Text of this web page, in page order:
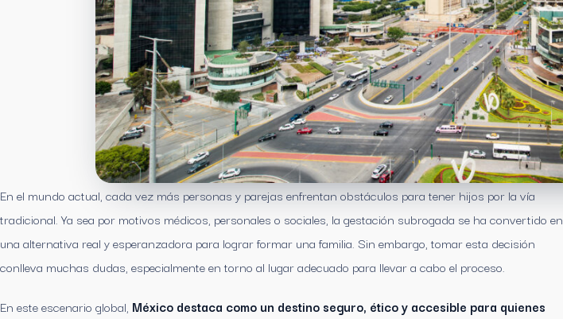
En el mundo actual, cada vez más personas y parejas enfrentan obstáculos para tener hijos por la vía
tradicional. Ya sea por motivos médicos, personales o sociales, la gestación subrogada se ha convertido en
una alternativa real y esperanzadora para lograr formar una familia. Sin embargo, tomar esta decisión
conlleva muchas dudas, especialmente en torno al lugar adecuado para llevar a cabo el proceso.
En este escenario global, México destaca como un destino seguro, ético y accesible para quienes